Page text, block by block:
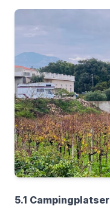
5.1 Campingplatser